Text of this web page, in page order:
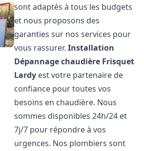
sont adaptés à tous les budgets
et nous proposons des
garanties sur nos services pour
vous rassurer.Installation
Dépannage chaudière Frisquet
Lardy est votre partenaire de
confiance pour toutes vos
besoins en chaudière. Nous
sommes disponibles 24h/24 et
7j/7 pour répondre à vos
urgences. Nos plombiers sont